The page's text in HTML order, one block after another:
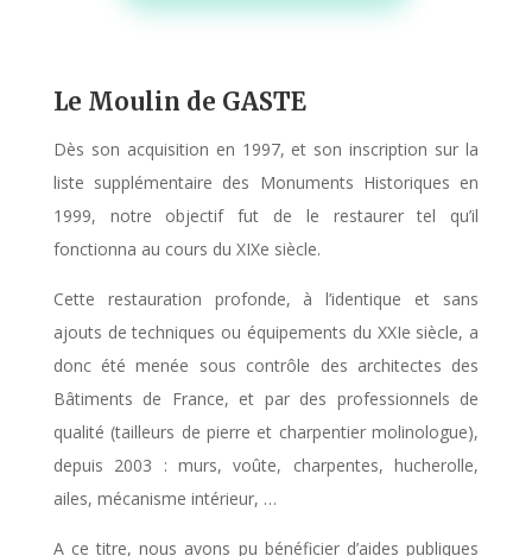
Le Moulin de GASTE
Dès son acquisition en 1997, et son inscription sur la
liste supplémentaire des Monuments Historiques en
1999, notre objectif fut de le restaurer tel qu’il
fonctionna au cours du XIXe siècle.
Cette restauration profonde, à l’identique et sans
ajouts de techniques ou équipements du XXIe siècle, a
donc été menée sous contrôle des architectes des
Bâtiments de France, et par des professionnels de
qualité (tailleurs de pierre et charpentier molinologue),
depuis 2003 : murs, voûte, charpentes, hucherolle,
ailes, mécanisme intérieur, …
A ce titre, nous avons pu bénéficier d’aides publiques